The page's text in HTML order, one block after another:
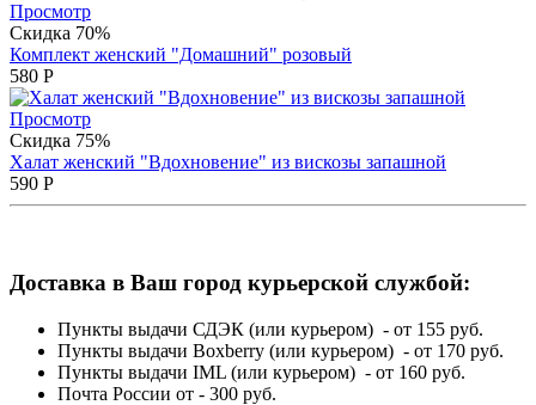
Просмотр
Скидка 70%
Комплект женский "Домашний" розовый
580 Р
Просмотр
Скидка 75%
Халат женский "Вдохновение" из вискозы запашной
590 Р
Доставка в Ваш город курьерской службой:
Пункты выдачи СДЭК (или курьером) - от 155 руб.
Пункты выдачи Boxberry (или курьером) - от 170 руб.
Пункты выдачи IML (или курьером) - от 160 руб.
Почта России от - 300 руб.